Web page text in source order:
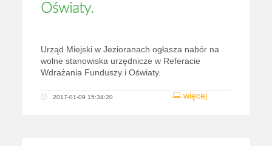
Oświaty.
Urząd Miejski w Jezioranach ogłasza nabór na
wolne stanowiska urzędnicze w Referacie
Wdrażania Funduszy i Oświaty.
więcej
2017-01-09 15:34:20